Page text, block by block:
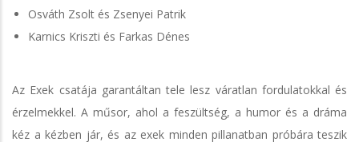
Osváth Zsolt és Zsenyei Patrik
Karnics Kriszti és Farkas Dénes
Az Exek csatája garantáltan tele lesz váratlan fordulatokkal és
érzelmekkel. A műsor, ahol a feszültség, a humor és a dráma
kéz a kézben jár, és az exek minden pillanatban próbára teszik